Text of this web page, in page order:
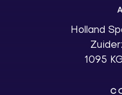
Holland
1095